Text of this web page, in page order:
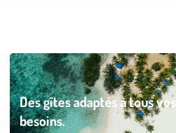
Des gîtes adaptés à tous vos
besoins.